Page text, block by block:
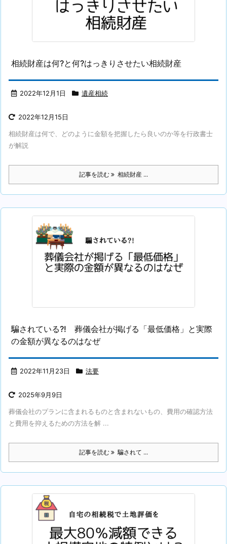
相続財産は何?と何?はっきりさせたい相続財産
2022年12月1日 遺産相続
2022年12月15日
相続財産は何で、どのように金額を把握したら良いのか等を行政書士
が解説
記事を読む 相続財産 ...
騙されている?! 葬儀会社が掲げる「最低価格」と実際
の金額が異なるのはなぜ
2022年11月23日 法要
2025年9月9日
葬儀会社のプランに含まれるものと含まれないもの、費用の確認方法
と費用を抑えるための方法を解 ...
記事を読む 騙されて ...